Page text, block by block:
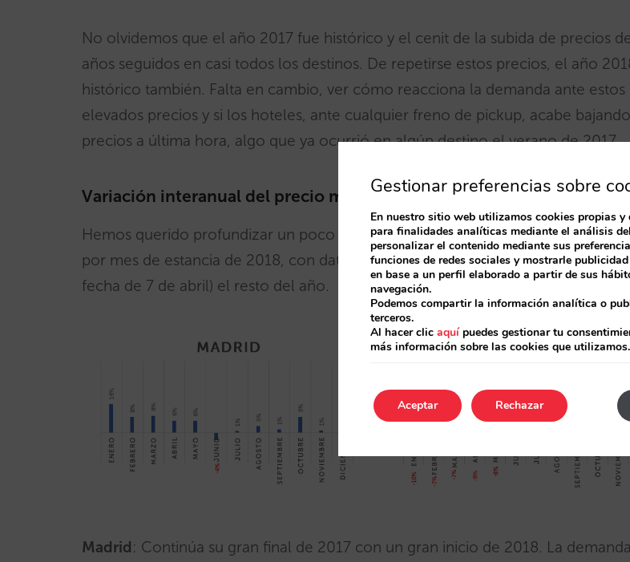
No olvidemos que el año 2017 fue histórico y el cenit de la subida de precios
años seguidos en casi todos los destinos. De repetirse estos precios, el año
histórico también. Falta en cambio, ver cómo reacciona la demanda ante estos
elevados precios y si los hoteles, ante cualquier freno de pickup, acabe
precios a última hora, algo que ya ocurrió en algún destino el verano de 2017.
Variación interanual del precio mes a mes
Hemos querido profundizar un poco más y mostrar la evolución interanual del
por mes de estancia de 2018, con datos confirmados hasta marzo, y
fecha de 7 de abril) el resto del año.
Madrid: Continúa su gran final de 2017 con un gran inicio de 2018. La demanda
Gestionar preferencias sobre
En nuestro sitio web utilizamos cookies propias y
para finalidades analíticas mediante el análisis
personalizar el contenido mediante sus
funciones de redes sociales y mostrarle
en base a un perfil elaborado a partir de sus
navegación.
Podemos compartir la información analítica o
terceros.
Al hacer clic aquípuedes gestionar tu
más información sobre las cookies que utilizamos.
Aceptar Rechazar